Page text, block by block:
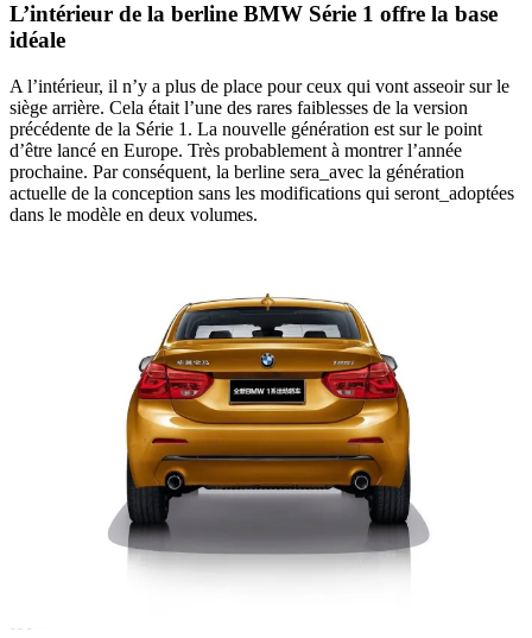
L’intérieur de la berline BMW Série 1 offre la base
idéale
A l’intérieur, il n’y a plus de place pour ceux qui vont asseoir sur le
siège arrière. Cela était l’une des rares faiblesses de la version
précédente de la Série 1. La nouvelle génération est sur le point
d’être lancé en Europe. Très probablement à montrer l’année
prochaine. Par conséquent, la berline sera_avec la génération
actuelle de la conception sans les modifications qui seront_adoptées
dans le modèle en deux volumes.